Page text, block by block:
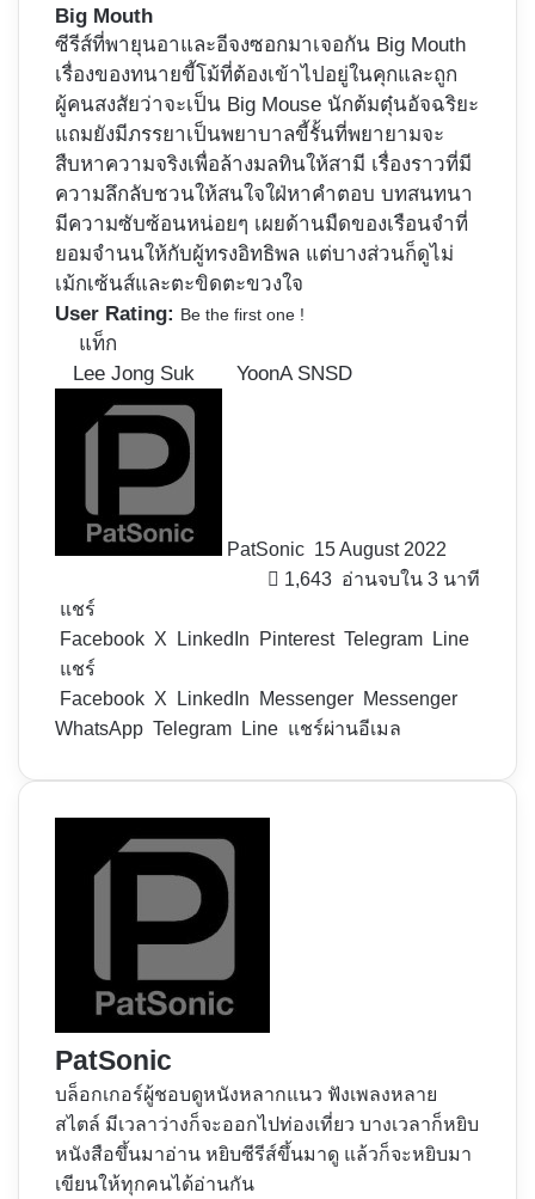
Big Mouth
ซีรีส์ที่พายุนอาและอีจงซอกมาเจอกัน Big Mouth
เรื่องของทนายขี้โม้ที่ต้องเข้าไปอยู่ในคุกและถูก
ผู้คนสงสัยว่าจะเป็น Big Mouse นักต้มตุ๋นอัจฉริยะ
แถมยังมีภรรยาเป็นพยาบาลขี้รั้นที่พยายามจะ
สืบหาความจริงเพื่อล้างมลทินให้สามี เรื่องราวที่มี
ความลึกลับชวนให้สนใจใฝ่หาคำตอบ บทสนทนา
มีความซับซ้อนหน่อยๆ เผยด้านมืดของเรือนจำที่
ยอมจำนนให้กับผู้ทรงอิทธิพล แต่บางส่วนก็ดูไม่
เม้กเซ้นส์และตะขิดตะขวงใจ
User Rating: Be the first one !
แท็ก
Lee Jong Suk
YoonA SNSD
PatSonic 15 August 2022
1,643 อ่านจบใน 3 นาที
แชร์
Facebook X LinkedIn Pinterest Telegram
Line
แชร์
Facebook X LinkedIn Messenger Messenger
WhatsApp Telegram Line แชร์ผ่านอีเมล
PatSonic
บล็อกเกอร์ผู้ชอบดูหนังหลากแนว ฟังเพลงหลาย
สไตล์ มีเวลาว่างก็จะออกไปท่องเที่ยว บางเวลาก็หยิบ
หนังสือขึ้นมาอ่าน หยิบซีรีส์ขึ้นมาดู แล้วก็จะหยิบมา
เขียนให้ทุกคนได้อ่านกัน